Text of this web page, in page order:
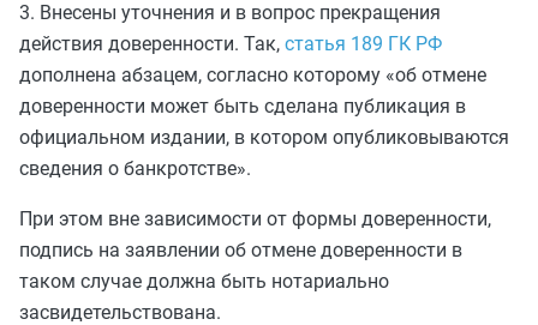
3. Внесены уточнения и в вопрос прекращения
действия доверенности. Так, статья 189 ГК РФ
дополнена абзацем, согласно которому «об отмене
доверенности может быть сделана публикация в
официальном издании, в котором опубликовываются
сведения о банкротстве».
При этом вне зависимости от формы доверенности,
подпись на заявлении об отмене доверенности в
таком случае должна быть нотариально
засвидетельствована.